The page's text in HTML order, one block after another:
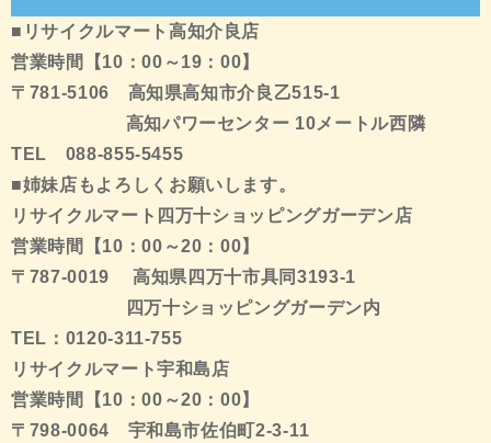
■リサイクルマート高知介良店
営業時間【10：00～19：00】
〒781-5106 高知県高知市介良乙515-1
高知パワーセンター 10メートル西隣
TEL 088-855-5455
■姉妹店もよろしくお願いします。
リサイクルマート四万十ショッピングガーデン店
営業時間【10：00～20：00】
〒787-0019 高知県四万十市具同3193-1
四万十ショッピングガーデン内
TEL：0120-311-755
リサイクルマート宇和島店
営業時間【10：00～20：00】
〒798-0064 宇和島市佐伯町2-3-11